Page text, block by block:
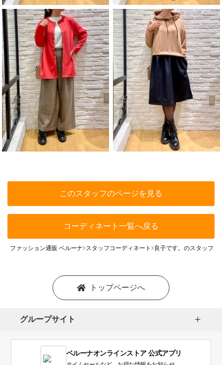
このスタッフのページを見る
コーディネート一覧へ戻る
ファッション通販 ベルーナ スタッフコーディネート 良子です。のスタッフコ
トップページへ
グループサイト
ベルーナオンラインストア 公式アプリ